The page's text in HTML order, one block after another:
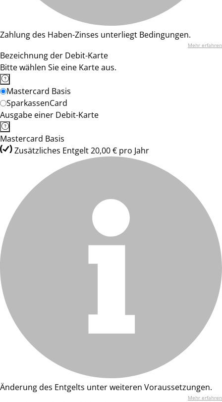
Zahlung des Haben-Zinses unterliegt Bedingungen.
Mehr erfahren
Bezeichnung der Debit-Karte
Bitte wählen Sie eine Karte aus.
Mastercard Basis
SparkassenCard
Ausgabe einer Debit-Karte
Mastercard Basis
Zusätzliches Entgelt 20,00 € pro Jahr
Änderung des Entgelts unter weiteren Voraussetzungen.
Mehr erfahren